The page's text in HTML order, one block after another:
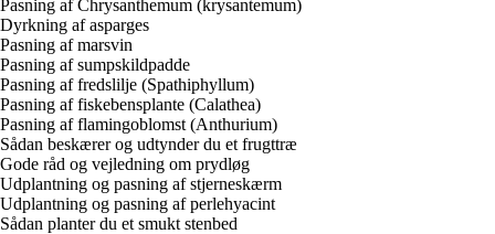
Pasning af Chrysanthemum (krysantemum)
Dyrkning af asparges
Pasning af marsvin
Pasning af sumpskildpadde
Pasning af fredslilje (Spathiphyllum)
Pasning af fiskebensplante (Calathea)
Pasning af flamingoblomst (Anthurium)
Sådan beskærer og udtynder du et frugttræ
Gode råd og vejledning om prydløg
Udplantning og pasning af stjerneskærm
Udplantning og pasning af perlehyacint
Sådan planter du et smukt stenbed